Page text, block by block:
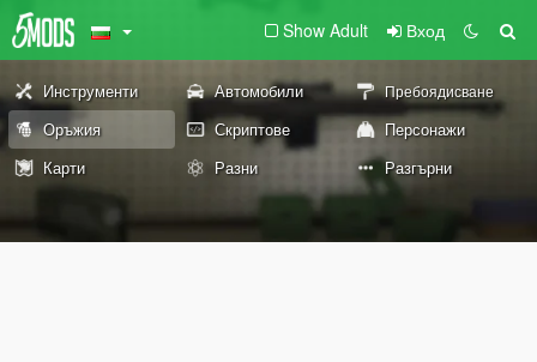
Show Adult Вход
Инструменти Автомобили Пребоядисване
Оръжия Скриптове
Персонажи
Карти
Разни Разгърни